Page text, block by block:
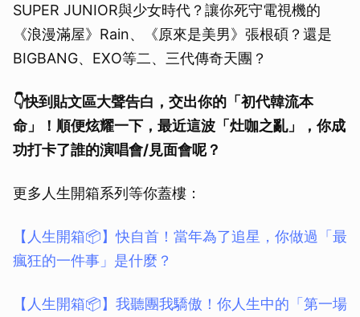
SUPER JUNIOR與少女時代？讓你死守電視機的
《浪漫滿屋》Rain、《原來是美男》張根碩？還是
BIGBANG、EXO等二、三代傳奇天團？
👇快到貼文區大聲告白，交出你的「初代韓流本
命」！順便炫耀一下，最近這波「灶咖之亂」，你成
功打卡了誰的演唱會/見面會呢？
更多人生開箱系列等你蓋樓：
【人生開箱📦】快自首！當年為了追星，你做過「最
瘋狂的一件事」是什麼？
【人生開箱📦】我聽團我驕傲！你人生中的「第一場